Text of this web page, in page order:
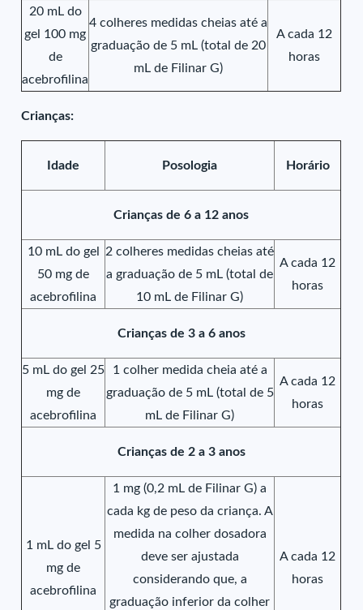
20 mL do
gel 100 mg
de
acebrofilina
4 colheres medidas cheias até a
graduação de 5 mL (total de 20
mL de Filinar G)
A cada 12
horas
Crianças:
Idade Posologia Horário
Crianças de 6 a 12 anos
10 mL do gel
50 mg de
acebrofilina
2 colheres medidas cheias até
a graduação de 5 mL (total de
10 mL de Filinar G)
A cada 12
horas
Crianças de 3 a 6 anos
5 mL do gel 25
mg de
acebrofilina
1 colher medida cheia até a
graduação de 5 mL (total de 5
mL de Filinar G)
A cada 12
horas
Crianças de 2 a 3 anos
1 mL do gel 5
mg de
acebrofilina
1 mg (0,2 mL de Filinar G) a
cada kg de peso da criança. A
medida na colher dosadora
deve ser ajustada
considerando que, a
graduação inferior da colher
A cada 12
horas